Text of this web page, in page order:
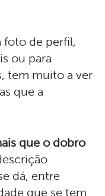
foto de perfil,
ou para
tem muito a ver
que a
que o dobro
dá, entre
que se tem